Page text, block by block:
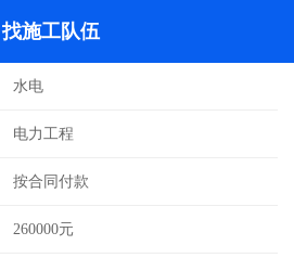
找施工队伍
水电
电力工程
按合同付款
260000元